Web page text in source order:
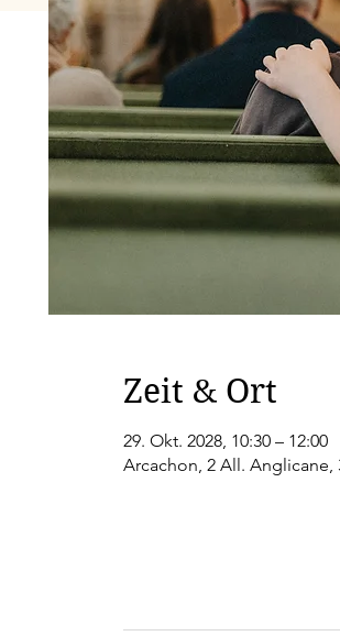
Zeit & Ort
29. Okt. 2028, 10:30 – 12:00
Arcachon, 2 All. Anglicane,